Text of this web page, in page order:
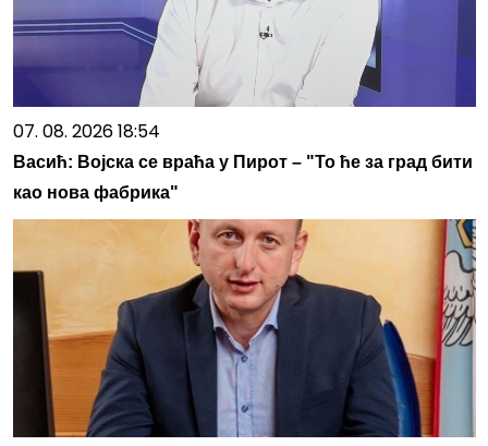
07. 08. 2026 18:54
Васић: Војска се враћа у Пирот – "То ће за град бити
као нова фабрика"